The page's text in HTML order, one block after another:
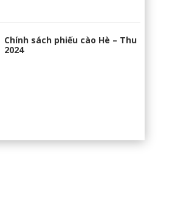
Chính sách phiếu cào Hè – Thu
2024